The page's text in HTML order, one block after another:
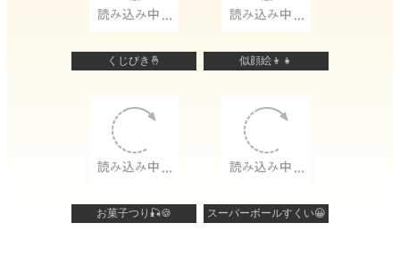
くじびき🤞 似顔絵👦👧
お菓子つり🎣🍪 スーパーボールすくい😀